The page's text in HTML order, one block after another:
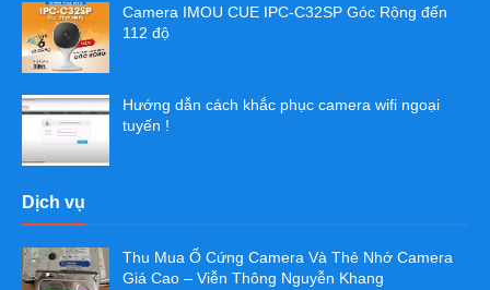
Camera IMOU CUE IPC-C32SP Góc Rộng đến
112 độ
Hướng dẫn cách khắc phục camera wifi ngoại
tuyến !
Dịch vụ
Thu Mua Ổ Cứng Camera Và Thẻ Nhớ Camera
Giá Cao – Viễn Thông Nguyễn Khang